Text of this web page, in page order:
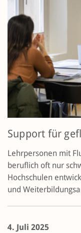
Support für
Lehrpersonen mit
beruflich oft nur
Hochschulen
und
4. Juli 2025